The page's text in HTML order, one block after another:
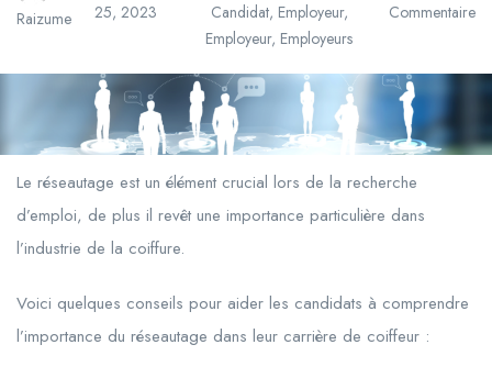
Raizume
25, 2023
Candidat, Employeur,
Employeur, Employeurs
Commentaire
Le réseautage est un élément crucial lors de la recherche
d’emploi, de plus il revêt une importance particulière dans
l’industrie de la coiffure.
Voici quelques conseils pour aider les candidats à comprendre
l’importance du réseautage dans leur carrière de coiffeur :